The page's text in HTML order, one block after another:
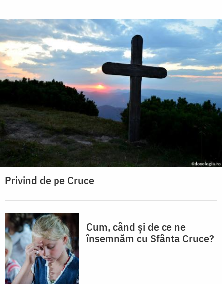
Privind de pe Cruce
Cum, când și de ce ne
însemnăm cu Sfânta Cruce?